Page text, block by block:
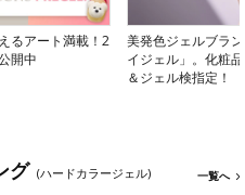
るアート満載！2
開中
美発色ジェルブラ
イジェル」。化粧
＆ジェル検指定！
グ (ハードカラージェル) 一覧へ